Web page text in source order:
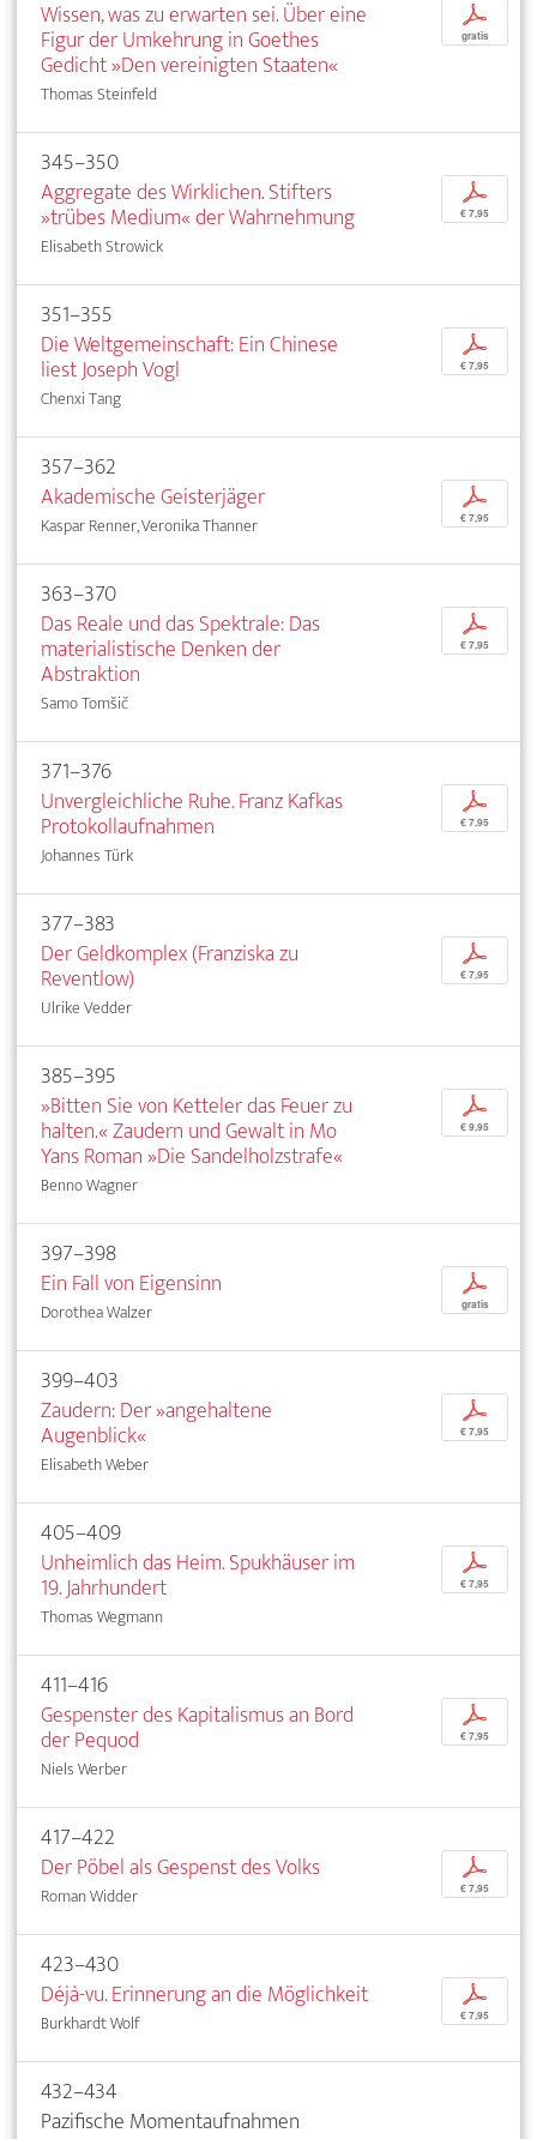
Wissen, was zu erwarten sei. Über eine
Figur der Umkehrung in Goethes
Gedicht »Den vereinigten Staaten«
Thomas Steinfeld
p
gratis
345–350
Aggregate des Wirklichen. Stifters
»trübes Medium« der Wahrnehmung
Elisabeth Strowick
p
€ 7,95
351–355
Die Weltgemeinschaft: Ein Chinese
liest Joseph Vogl
Chenxi Tang
p
€ 7,95
357–362
Akademische Geisterjäger
Kaspar Renner, Veronika Thanner
p
€ 7,95
363–370
Das Reale und das Spektrale: Das
materialistische Denken der
Abstraktion
Samo Tomšič
p
€ 7,95
371–376
Unvergleichliche Ruhe. Franz Kafkas
Protokollaufnahmen
Johannes Türk
p
€ 7,95
377–383
Der Geldkomplex (Franziska zu
Reventlow)
Ulrike Vedder
p
€ 7,95
385–395
»Bitten Sie von Ketteler das Feuer zu
halten.« Zaudern und Gewalt in Mo
Yans Roman »Die Sandelholzstrafe«
Benno Wagner
p
€ 9,95
397–398
Ein Fall von Eigensinn
Dorothea Walzer
p
gratis
399–403
Zaudern: Der »angehaltene
Augenblick«
Elisabeth Weber
p
€ 7,95
405–409
Unheimlich das Heim. Spukhäuser im
19. Jahrhundert
Thomas Wegmann
p
€ 7,95
411–416
Gespenster des Kapitalismus an Bord
der Pequod
Niels Werber
p
€ 7,95
417–422
Der Pöbel als Gespenst des Volks
Roman Widder
p
€ 7,95
423–430
Déjà-vu. Erinnerung an die Möglichkeit
Burkhardt Wolf
p
€ 7,95
432–434
Pazifische Momentaufnahmen